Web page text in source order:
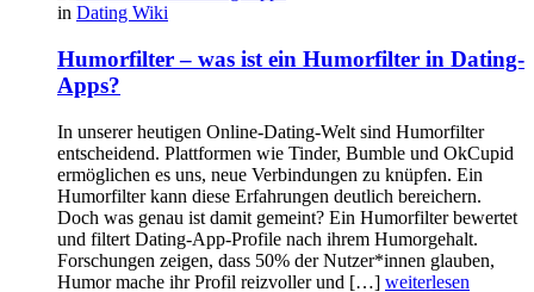
in Dating Wiki
Humorfilter – was ist ein Humorfilter in Dating-
Apps?
In unserer heutigen Online-Dating-Welt sind Humorfilter
entscheidend. Plattformen wie Tinder, Bumble und OkCupid
ermöglichen es uns, neue Verbindungen zu knüpfen. Ein
Humorfilter kann diese Erfahrungen deutlich bereichern.
Doch was genau ist damit gemeint? Ein Humorfilter bewertet
und filtert Dating-App-Profile nach ihrem Humorgehalt.
Forschungen zeigen, dass 50% der Nutzer*innen glauben,
Humor mache ihr Profil reizvoller und […] weiterlesen